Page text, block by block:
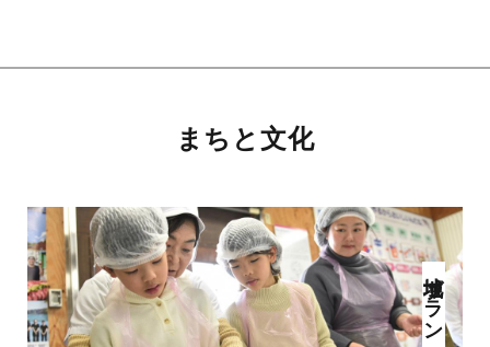
まちと文化